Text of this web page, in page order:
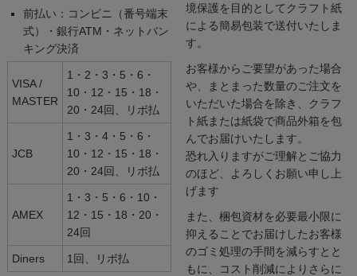
前払い：コンビニ（番号端末
式）・銀行ATM・ネットバン
キング決済
VISA /
MASTER
1・2・3・5・6・
10・12・15・18・
20・24回、リボ払
JCB
1・3・4・5・6・
10・12・15・18・
20・24回、リボ払
AMEX
1・3・5・6・10・
12・15・18・20・
24回
Diners 1回、リボ払
境保護を目的としてクラフト紙
による簡易包装で送付いたしま
す。
お客様からご要望があった場合
や、まとまった数量のご注文を
いただいた場合を除き、クラフ
ト紙または紙袋で商品外箱を包
んでお届けいたします。
恐れ入りますがご理解とご協力
のほど、よろしくお願い申し上
げます
また、梱包資材を必要最小限に
抑えることでお届けしたお客様
のゴミ処理の手間を減らすとと
もに、コスト削減によりさらに